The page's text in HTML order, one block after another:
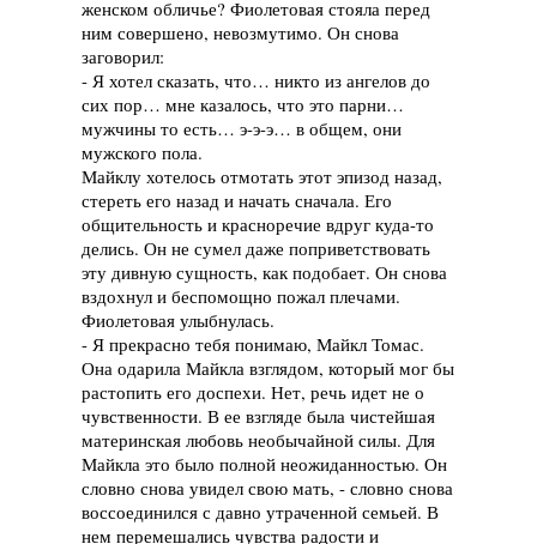
женском обличье? Фиолетовая стояла перед
ним совершено, невозмутимо. Он снова
заговорил:
- Я хотел сказать, что… никто из ангелов до
сих пор… мне казалось, что это парни…
мужчины то есть… э-э-э… в общем, они
мужского пола.
Майклу хотелось отмотать этот эпизод назад,
стереть его назад и начать сначала. Его
общительность и красноречие вдруг куда-то
делись. Он не сумел даже поприветствовать
эту дивную сущность, как подобает. Он снова
вздохнул и беспомощно пожал плечами.
Фиолетовая улыбнулась.
- Я прекрасно тебя понимаю, Майкл Томас.
Она одарила Майкла взглядом, который мог бы
растопить его доспехи. Нет, речь идет не о
чувственности. В ее взгляде была чистейшая
материнская любовь необычайной силы. Для
Майкла это было полной неожиданностью. Он
словно снова увидел свою мать, - словно снова
воссоединился с давно утраченной семьей. В
нем перемешались чувства радости и